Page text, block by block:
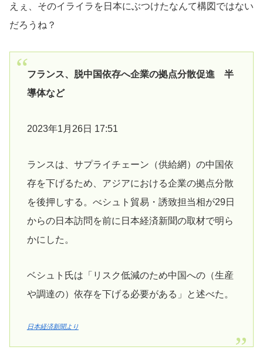
えぇ、そのイライラを日本にぶつけたなんて構図ではない
だろうね？
フランス、脱中国依存へ企業の拠点分散促進 半
導体など
2023年1月26日 17:51
ランスは、サプライチェーン（供給網）の中国依
存を下げるため、アジアにおける企業の拠点分散
を後押しする。べシュト貿易・誘致担当相が29日
からの日本訪問を前に日本経済新聞の取材で明ら
かにした。
ベシュト氏は「リスク低減のため中国への（生産
や調達の）依存を下げる必要がある」と述べた。
日本経済新聞より